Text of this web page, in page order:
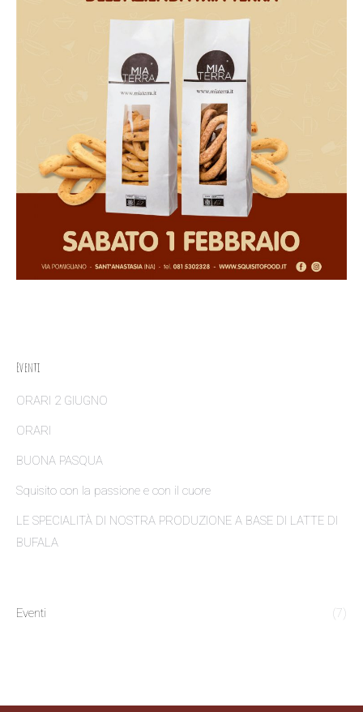
Eventi
ORARI 2 GIUGNO
ORARI
BUONA PASQUA
Squisito con la passione e con il cuore
LE SPECIALITÀ DI NOSTRA PRODUZIONE A BASE DI LATTE DI
BUFALA
Eventi (7)